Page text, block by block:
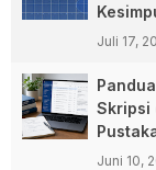
Juli 17,
Skripsi
Juni 10,